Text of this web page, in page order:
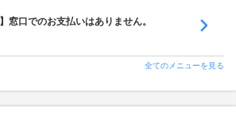
窓口でのお支払いはありません。
全てのメニューを見る